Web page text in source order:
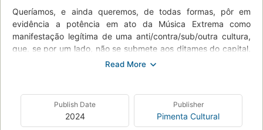
Queríamos, e ainda queremos, de todas formas, pôr em
evidência a potência em ato da Música Extrema como
manifestação legítima de uma anti/contra/sub/outra cultura,
que, se por um lado, não se submete aos ditames do capital,
do Estado, da religião, da militarização, das hierarquias
contaminações da sociedade que essa mesma Música
Extrema ansiava em rechaçar. O eBook é organizado por
Rodrigo Barchi, Cristiano dos Passos, Cris Bahy e Guga
Publish Date
2024
Publisher
Pimenta Cultural